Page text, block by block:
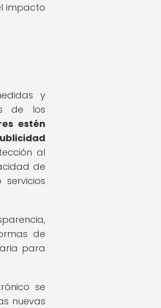
impacto
y
de los
estén
al
de
de
para
se
nuevas